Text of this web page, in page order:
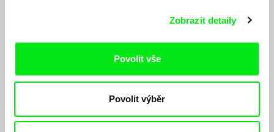
Zobrazit detaily
Povolit vše
Povolit výběr
elektronickými prostředky a souvisejícím zpracováním osobních údajů pro účely